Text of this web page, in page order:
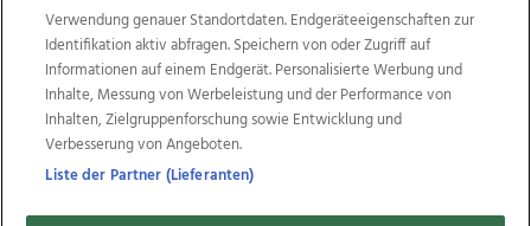
Weitere Angebote des Medienhauses Wimmer
TV1 di-mog-i.at OÖNow
Ischler Woche
Life Radio
OÖNachrichten
OÖN Immobilien
OÖN Karriere
OÖN Reise
Promenaden Galerien
Regionaljobs
wasistlos.at wirtrauern.at
Verwendung genauer Standortdaten. Endgeräteeigenschaften zur
Identifikation aktiv abfragen. Speichern von oder Zugriff auf
Informationen auf einem Endgerät. Personalisierte Werbung und
Inhalte, Messung von Werbeleistung und der Performance von
Inhalten, Zielgruppenforschung sowie Entwicklung und
Verbesserung von Angeboten.
Liste der Partner (Lieferanten)